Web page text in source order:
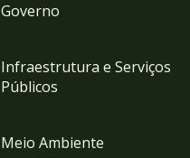
Governo
Infraestrutura e Serviços
Públicos
Meio Ambiente